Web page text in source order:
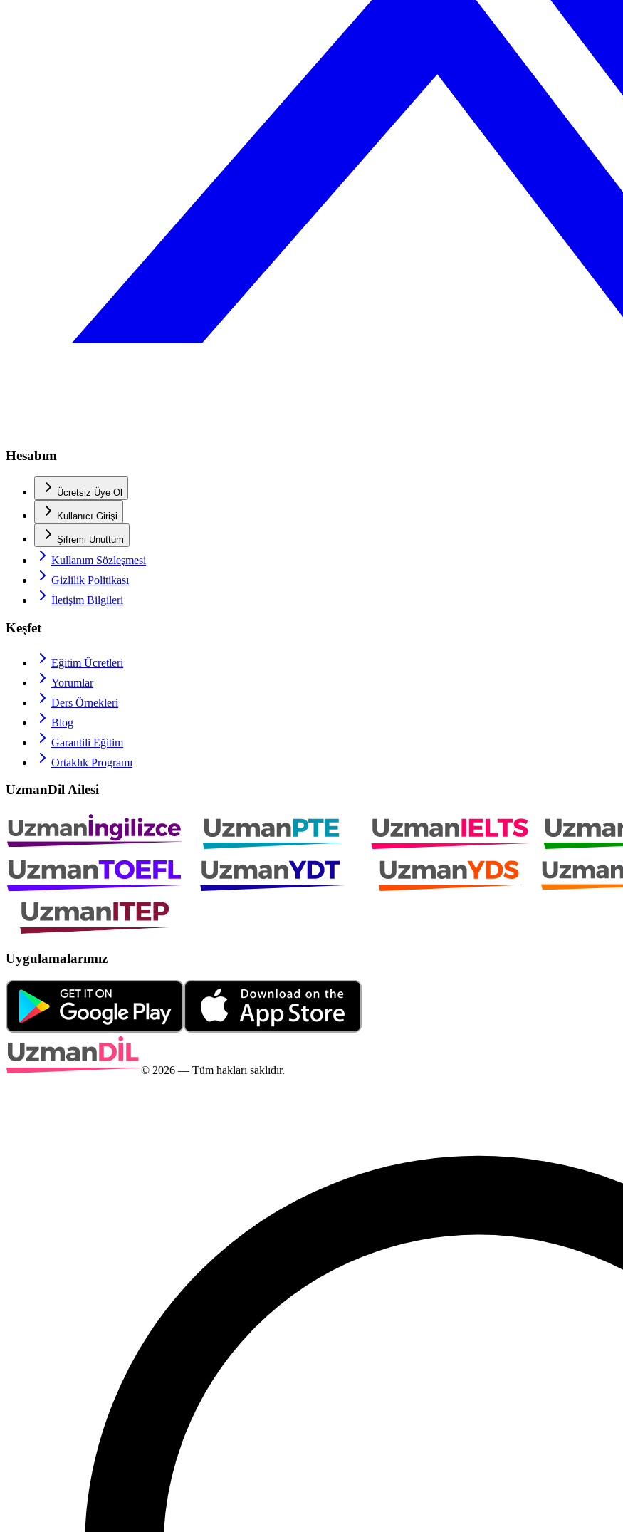
Hesabım
Ücretsiz Üye Ol
Kullanıcı Girişi
Şifremi Unuttum
Kullanım Sözleşmesi
Gizlilik Politikası
İletişim Bilgileri
Keşfet
Eğitim Ücretleri
Yorumlar
Ders Örnekleri
Blog
Garantili Eğitim
Ortaklık Programı
UzmanDil Ailesi
Uygulamalarımız
© 2026 — Tüm hakları saklıdır.